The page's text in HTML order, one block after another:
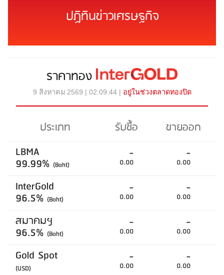
ปฏิทินข่าวเศรษฐกิจ
ราคาทอง
9 สิงหาคม 2569 | 02:09:44 | อยู่ในช่วงตลาดทองปิด
ประเภท รับซื้อ
ขายออก
LBMA
99.99% (Baht)
-
0.00
-
0.00
InterGold
96.5% (Baht)
-
0.00
-
0.00
สมาคมฯ
96.5% (Baht)
-
0.00
-
0.00
Gold Spot
(USD)
-
0.00
-
0.00